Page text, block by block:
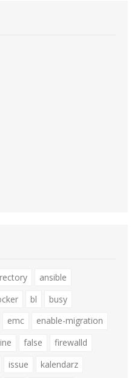
ansible
bl
busy
emc
enable-migration
false
firewalld
issue kalendarz